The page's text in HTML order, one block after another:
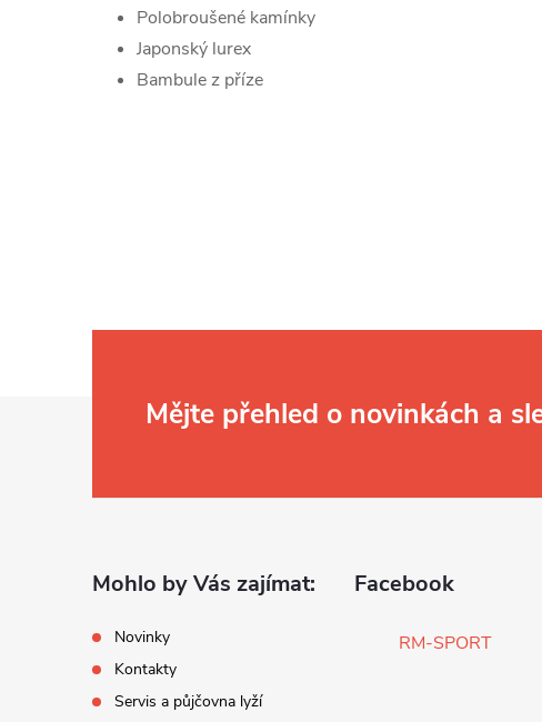
Polobroušené kamínky
Japonský lurex
Bambule z příze
Mějte přehled o novinkách a
Mohlo by Vás zajímat:
Novinky
Kontakty
Servis a půjčovna lyží
Facebook
RM-SPORT